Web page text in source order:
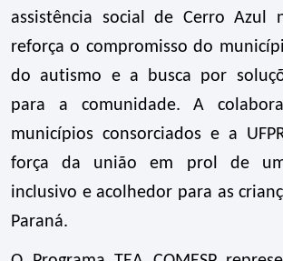
assistência social de Cerro Azul
reforça o compromisso do
do autismo e a busca por
para a comunidade. A
municípios consorciados e a
força da união em prol de
inclusivo e acolhedor para as
Paraná.